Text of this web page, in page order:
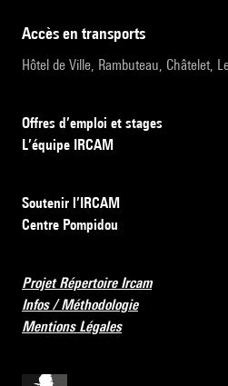
accès en transports
Hôtel de Ville, Rambuteau, Châtelet,
Offres d’emploi et stages
L’équipe IRCAM
Soutenir l’IRCAM
Centre Pompidou
Projet Répertoire Ircam
Infos / Méthodologie
Mentions Légales